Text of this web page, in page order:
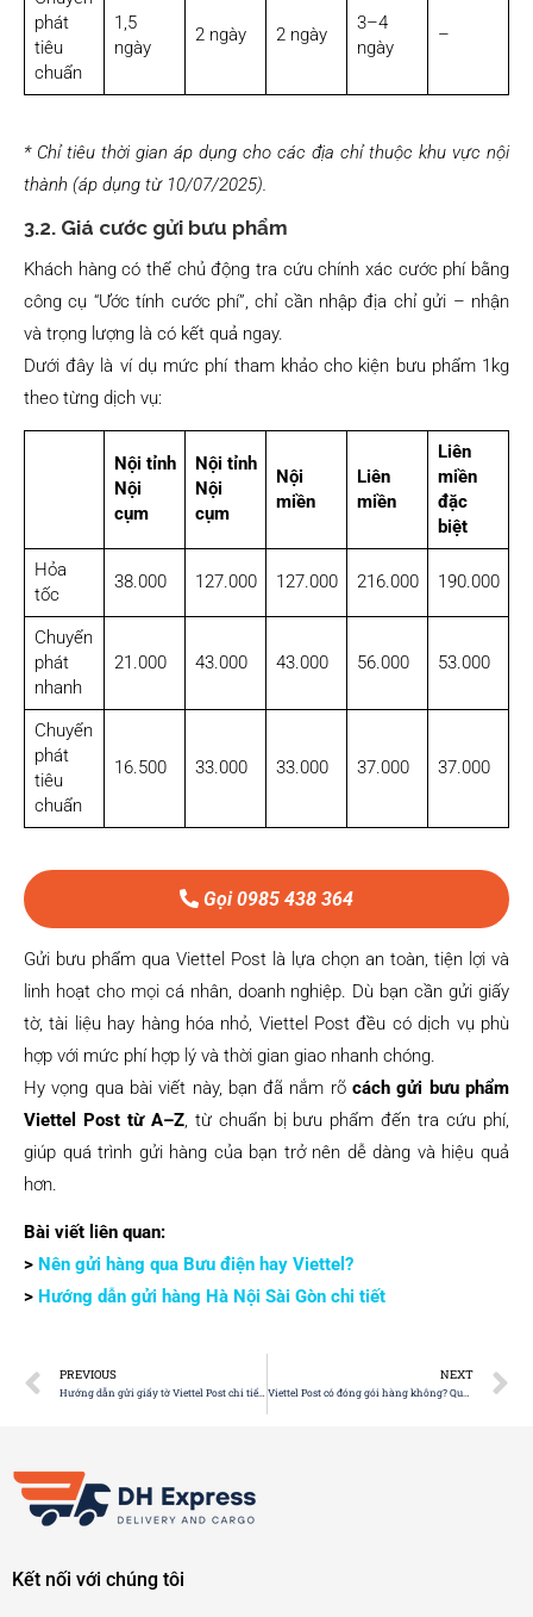
phát
tiêu
chuẩn
1,5
ngày
2 ngày 2 ngày
3–4
ngày
–
* Chỉ tiêu thời gian áp dụng cho các địa chỉ thuộc khu vực nội
thành (áp dụng từ 10/07/2025).
3.2. Giá cước gửi bưu phẩm
Khách hàng có thể chủ động tra cứu chính xác cước phí bằng
công cụ “Ước tính cước phí”, chỉ cần nhập địa chỉ gửi – nhận
và trọng lượng là có kết quả ngay.
Dưới đây là ví dụ mức phí tham khảo cho kiện bưu phẩm 1kg
theo từng dịch vụ:
Nội tỉnh
Nội
cụm
Nội tỉnh
Nội
cụm
Nội
miền
Liên
miền
Liên
miền
đặc
biệt
Hỏa
tốc
38.000 127.000 127.000 216.000 190.000
Chuyển
phát
nhanh
21.000 43.000 43.000 56.000 53.000
Chuyển
phát
tiêu
chuẩn
16.500 33.000 33.000 37.000 37.000
Gọi 0985 438 364
Gửi bưu phẩm qua Viettel Post là lựa chọn an toàn, tiện lợi và
linh hoạt cho mọi cá nhân, doanh nghiệp. Dù bạn cần gửi giấy
tờ, tài liệu hay hàng hóa nhỏ, Viettel Post đều có dịch vụ phù
hợp với mức phí hợp lý và thời gian giao nhanh chóng.
Hy vọng qua bài viết này, bạn đã nắm rõcách gửi bưu phẩm
Viettel Post từ A–Z, từ chuẩn bị bưu phẩm đến tra cứu phí,
giúp quá trình gửi hàng của bạn trở nên dễ dàng và hiệu quả
hơn.
Bài viết liên quan:
> Nên gửi hàng qua Bưu điện hay Viettel?
> Hướng dẫn gửi hàng Hà Nội Sài Gòn chi tiết
PREVIOUS NEXT
Viettel Post có đóng gói hàng không? Quy trình & mức phí
Kết nối với chúng tôi